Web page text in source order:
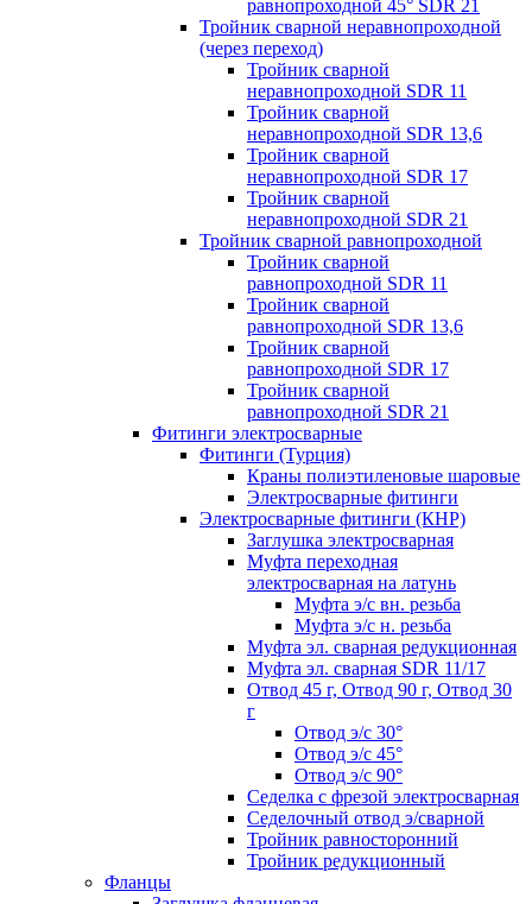
равнопроходной 45° SDR 21
Тройник сварной неравнопроходной
(через переход)
Тройник сварной
неравнопроходной SDR 11
Тройник сварной
неравнопроходной SDR 13,6
Тройник сварной
неравнопроходной SDR 17
Тройник сварной
неравнопроходной SDR 21
Тройник сварной равнопроходной
Тройник сварной
равнопроходной SDR 11
Тройник сварной
равнопроходной SDR 13,6
Тройник сварной
равнопроходной SDR 17
Тройник сварной
равнопроходной SDR 21
Фитинги электросварные
Фитинги (Турция)
Краны полиэтиленовые шаровые
Электросварные фитинги
Электросварные фитинги (КНР)
Заглушка электросварная
Муфта переходная
электросварная на латунь
Муфта э/с вн. резьба
Муфта э/с н. резьба
Муфта эл. cварная редукционная
Муфта эл. сварная SDR 11/17
Отвод 45 г, Отвод 90 г, Отвод 30
г
Отвод э/с 30°
Отвод э/с 45°
Отвод э/с 90°
Седелка с фрезой электросварная
Седелочный отвод э/сварной
Тройник равносторонний
Тройник редукционный
Фланцы